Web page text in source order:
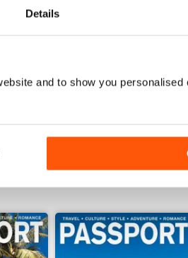
Details
and to show you personalised
GOOD MAGAZINE!
travel and this magazine always